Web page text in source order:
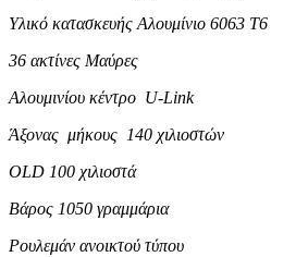
Υλικό κατασκευής Αλουμίνιο 6063 Τ6
36 ακτίνες Μαύρες
Αλουμινίου κέντρο U-Link
Άξονας μήκους 140 χιλιοστών
OLD 100 χιλιοστά
Βάρος 1050 γραμμάρια
Ρουλεμάν ανοικτού τύπου